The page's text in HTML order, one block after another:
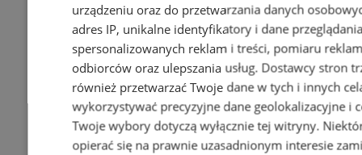
urządzeniu oraz do przetwarzania danych
adres IP, unikalne identyfikatory i dane
spersonalizowanych reklam i treści, pomiaru
odbiorców oraz ulepszania usług. Dostawcy stron
również przetwarzać Twoje dane w tych i innych
wykorzystywać precyzyjne dane geolokalizacyjne i
Twoje wybory dotyczą wyłącznie tej witryny.
opierać się na prawnie uzasadnionym interesie